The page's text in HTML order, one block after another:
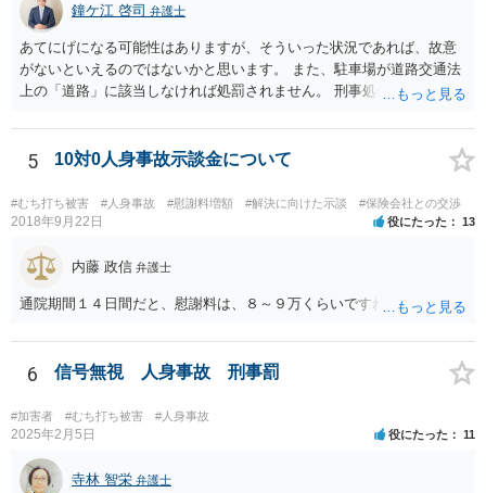
鐘ケ江 啓司 弁護士
あてにげになる可能性はありますが、そういった状況であれば、故意
がないといえるのではないかと思います。 また、駐車場が道路交通法
上の「道路」に該当しなければ処罰されません。 刑事処分がなされる
るその他の場所）」にあたるかが重要です。 駐車場が「道路」にあた
るかは難しい問題で、私が経験した事例でも、コインパーキングで警
察官は「道路」と判断して道路交通法違反で立件したものの、検察官
は「道路」にあたらないとして不起訴処分にしたものがあります（検
察官に意見書を出しました）。コンビニやスーパーの駐車場では「道
所」とは、道路法に規定する道路及び道路運送法に規定する自動車道
以外で不特定の人や車が自由に通行することができる場所をいうとさ
れています。 この判断にあたっては、「道路の体裁の有無」、「客
道路交通法解説（１８訂版）』（東京法令出版、２０２０年１１月）
5 10対0人身事故示談金について
#むち打ち被害 #人身事故 #慰謝料増額 #解決に向けた示談 #保険会社との交渉
2018年9月22日 役にたった 13
内藤 政信 弁護士
通院期間１４日間だと、慰謝料は、８～９万くらいですね。
6 信号無視 人身事故 刑事罰
#加害者 #むち打ち被害 #人身事故
2025年2月5日 役にたった 11
寺林 智栄 弁護士